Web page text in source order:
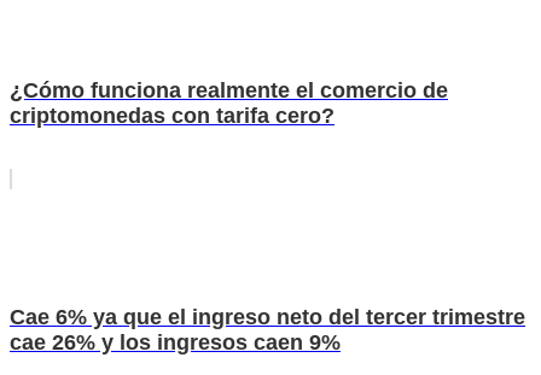
¿Cómo funciona realmente el comercio de
criptomonedas con tarifa cero?
Cae 6% ya que el ingreso neto del tercer trimestre
cae 26% y los ingresos caen 9%